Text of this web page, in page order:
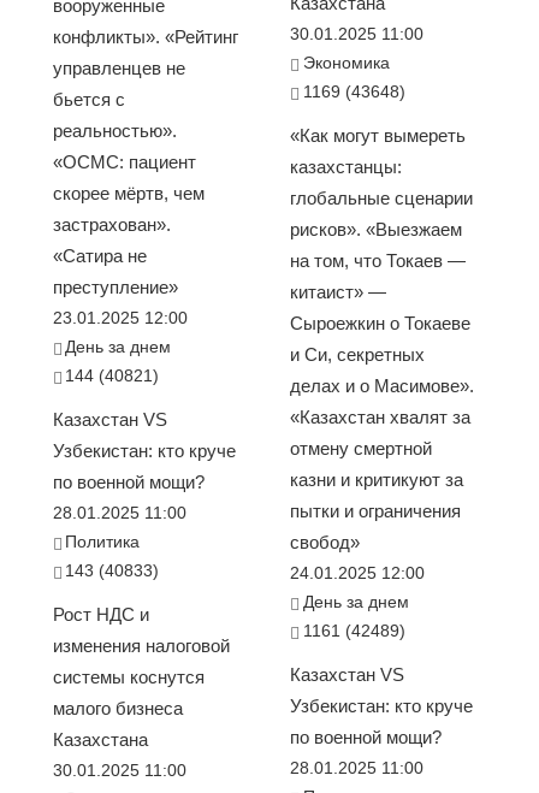
вооруженные
конфликты». «Рейтинг
управленцев не
бьется с
реальностью».
«ОСМС: пациент
скорее мёртв, чем
застрахован».
«Сатира не
преступление»
23.01.2025 12:00
День за днем
144 (40821)
Казахстан VS
Узбекистан: кто круче
по военной мощи?
28.01.2025 11:00
Политика
143 (40833)
Рост НДС и
изменения налоговой
системы коснутся
малого бизнеса
Казахстана
30.01.2025 11:00
30.01.2025 11:00
Экономика
1169 (43648)
«Как могут вымереть
казахстанцы:
глобальные сценарии
рисков». «Выезжаем
на том, что Токаев —
китаист» —
Сыроежкин о Токаеве
и Си, секретных
делах и о Масимове».
«Казахстан хвалят за
отмену смертной
казни и критикуют за
пытки и ограничения
свобод»
24.01.2025 12:00
День за днем
1161 (42489)
Казахстан VS
Узбекистан: кто круче
по военной мощи?
28.01.2025 11:00